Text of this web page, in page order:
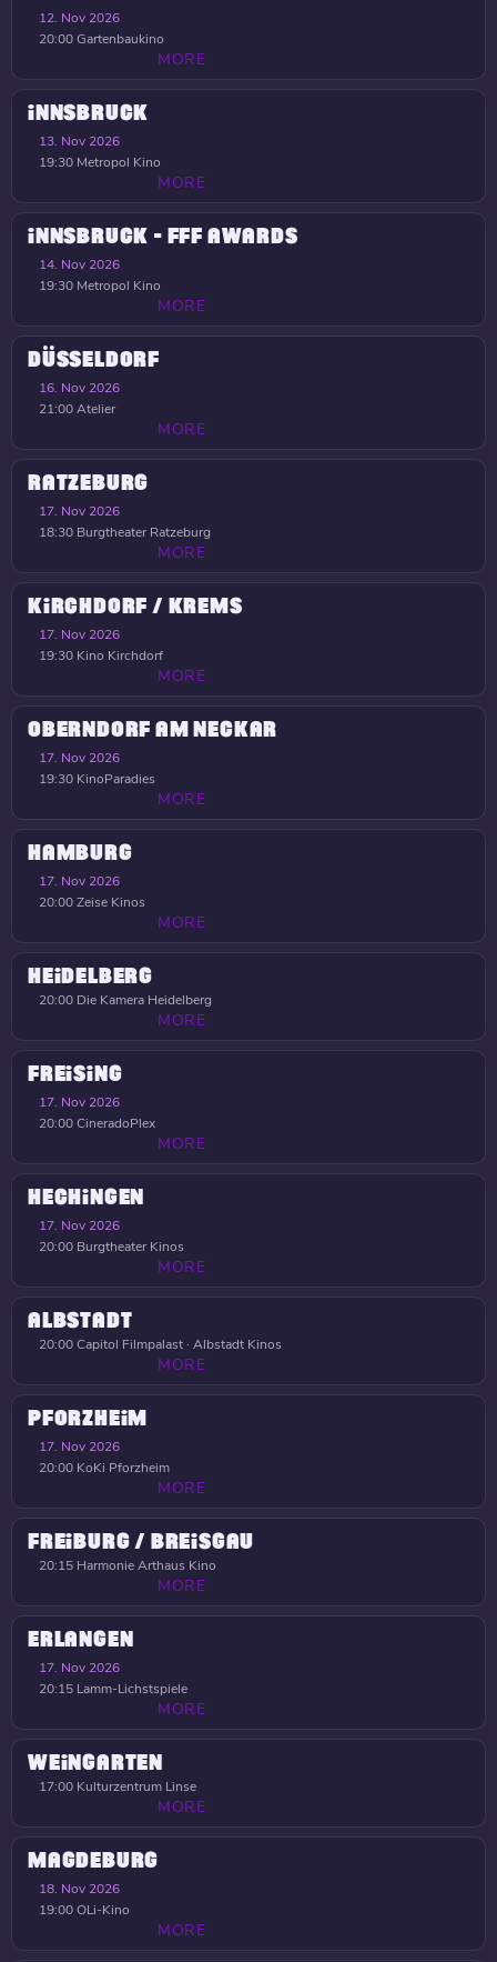
12. Nov 2026
20:00Gartenbaukino
MORE
INNSBRUCK
13. Nov 2026
19:30 Metropol Kino
MORE
INNSBRUCK - FFF AWARDS
14. Nov 2026
19:30 Metropol Kino
MORE
DÜSSELDORF
16. Nov 2026
21:00Atelier
MORE
RATZEBURG
17. Nov 2026
18:30 Burgtheater Ratzeburg
MORE
KIRCHDORF / KREMS
17. Nov 2026
19:30 Kino Kirchdorf
MORE
OBERNDORF AM NECKAR
17. Nov 2026
19:30 KinoParadies
MORE
HAMBURG
17. Nov 2026
20:00Zeise Kinos
MORE
HEIDELBERG
20:00 Die Kamera Heidelberg
MORE
FREISING
17. Nov 2026
20:00CineradoPlex
MORE
HECHINGEN
17. Nov 2026
20:00 Burgtheater Kinos
MORE
ALBSTADT
20:00Capitol Filmpalast · Albstadt Kinos
MORE
PFORZHEIM
17. Nov 2026
20:00 KoKi Pforzheim
MORE
FREIBURG / BREISGAU
20:15 Harmonie Arthaus Kino
MORE
ERLANGEN
17. Nov 2026
20:15 Lamm-Lichstspiele
MORE
WEINGARTEN
17:00 Kulturzentrum Linse
MORE
MAGDEBURG
18. Nov 2026
19:00OLi-Kino
MORE